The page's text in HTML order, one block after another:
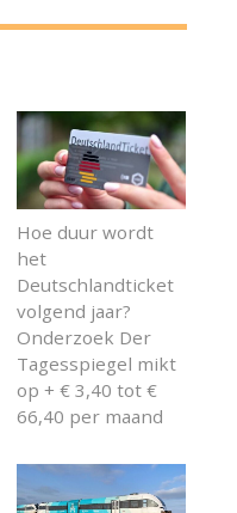
Hoe duur wordt
het
Deutschlandticket
volgend jaar?
Onderzoek Der
Tagesspiegel mikt
op + € 3,40 tot €
66,40 per maand